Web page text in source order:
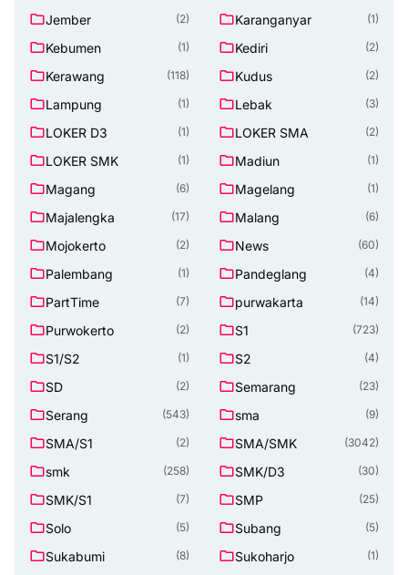
Jember (2) Karanganyar (1)
Kebumen (1) Kediri (2)
Kerawang (118) Kudus (2)
Lampung (1) Lebak (3)
LOKER D3 (1) LOKER SMA (2)
LOKER SMK (1) Madiun (1)
Magang (6) Magelang (1)
Majalengka (17) Malang (6)
Mojokerto (2) News (60)
Palembang (1) Pandeglang (4)
PartTime (7) purwakarta (14)
Purwokerto (2) S1 (723)
S1/S2 (1) S2 (4)
SD (2) Semarang (23)
Serang (543) sma (9)
SMA/S1 (2) SMA/SMK (3042)
smk (258) SMK/D3 (30)
SMK/S1 (7) SMP (25)
Solo (5) Subang (5)
Sukabumi (8) Sukoharjo (1)